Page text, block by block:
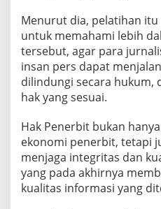
s
h
e
r
R
Menurut dia, pelatihan
untuk memahami lebih
tersebut, agar para
insan pers dapat
dilindungi secara hukum,
hak yang sesuai.
Hak Penerbit bukan
ekonomi penerbit, tetapi
menjaga integritas dan
yang pada akhirnya
kualitas informasi yang